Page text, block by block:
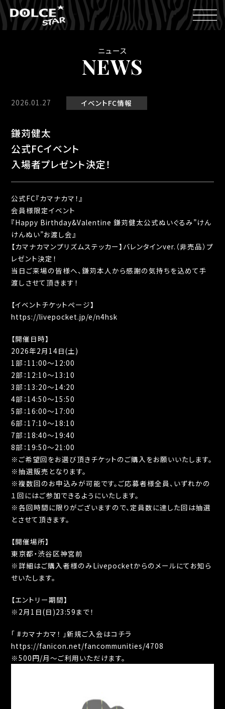
ニュース
NEWS
2026.01.27 イベントFC情報
鎌苅健太
公式FCイベント
入場者プレゼント決定！
公式FC『カマナカマ！』
会員様限定イベント
『Happy Birthday&Valentine 鎌苅健太公式ぬいぐるみ”けん
けんぬい”お渡し会』
【カマナカマンプリズムステッカー】バレンタインver.（非売品）プ
レゼント決定！
当日ご来場の皆様へ、鎌苅本人から感謝の気持ちを込めて手
渡しさせて頂きます！
【イベントチケットページ】
https://livepocket.jp/e/n4hsk
【開催日時】
2026年2月14日(土)
1部：11:00～12:00
2部：12:10～13:10
3部：13:20～14:20
4部：14:50～15:50
5部：16:00～17:00
6部：17:10～18:10
7部：18:40～19:40
8部：19:50～21:00
※ご希望回をお選び頂きチケットのご購入をお願いいたします。
※抽選販売となります。
※複数回のお申込みが可能です。ご応募者様全員、いずれかの
１回にはご参加できるようにいたします。
※各回時間に限りがございますので、定員数に達した回は抽選
とさせて頂きます。
【開催場所】
東京都・渋谷区神宮前
※詳細はご購入者様のみLivepocketからのメールにてお知ら
せいたします。
【エントリー期間】
※2月1日(日)23:59まで！
「 #カマナカマ！ 」新規ご入会はコチラ
https://fanicon.net/fancommunities/4708
※500円/月〜ご利用いただけます。